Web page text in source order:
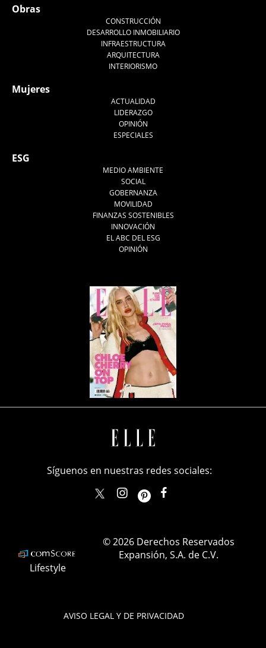
Obras
CONSTRUCCIÓN
DESARROLLO INMOBILIARIO
INFRAESTRUCTURA
ARQUITECTURA
INTERIORISMO
Mujeres
ACTUALIDAD
LIDERAZGO
OPINIÓN
ESPECIALES
ESG
MEDIO AMBIENTE
SOCIAL
GOBERNANZA
MOVILIDAD
FINANZAS SOSTENIBLES
INNOVACIÓN
EL ABC DEL ESG
OPINIÓN
AVISO LEGAL Y DE PRIVACIDAD
Síguenos en nuestras redes sociales:
elle_mexicoellemexico
Lifestyle
© 2026 Derechos Reservados
Expansión, S.A. de C.V.